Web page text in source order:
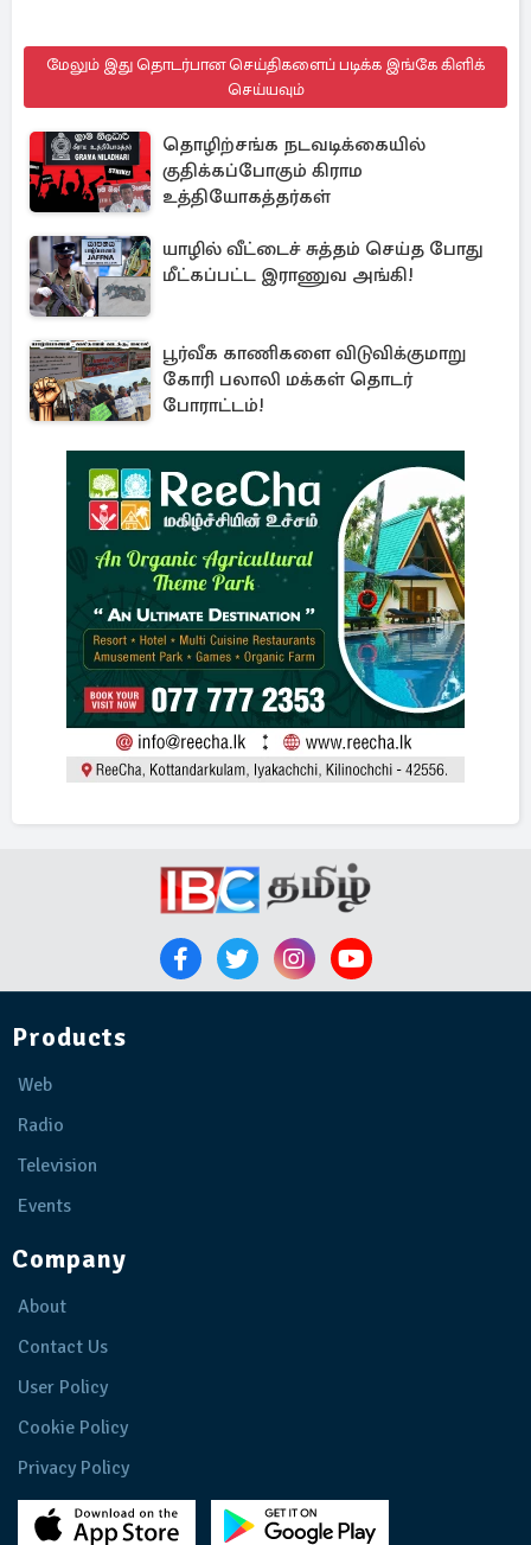
மேலும் இது தொடர்பான செய்திகளைப் படிக்க இங்கே கிளிக்
செய்யவும்
தொழிற்சங்க நடவடிக்கையில்
குதிக்கப்போகும் கிராம
உத்தியோகத்தர்கள்
யாழில் வீட்டைச் சுத்தம் செய்த போது
மீட்கப்பட்ட இராணுவ அங்கி!
பூர்வீக காணிகளை விடுவிக்குமாறு
கோரி பலாலி மக்கள் தொடர்
போராட்டம்!
Products
Web
Radio
Television
Events
Company
About
Contact Us
User Policy
Cookie Policy
Privacy Policy